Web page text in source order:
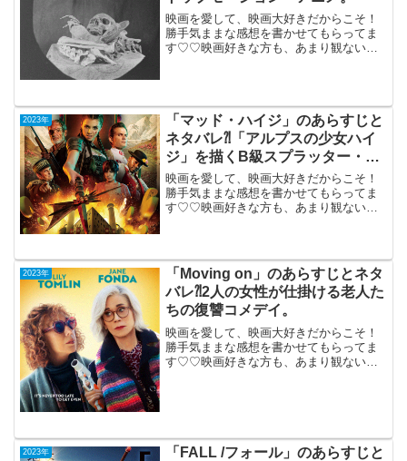
映画を愛して、映画大好きだからこそ！
勝手気ままな感想を書かせてもらってま
す♡♡映画好きな方も、あまり観ない方
モーシ...
2023年
「マッド・ハイジ」のあらすじと
ネタバレ⁈「アルプスの少女ハイ
ジ」を描くB級スプラッター・コ
メデイ。
映画を愛して、映画大好きだからこそ！
勝手気ままな感想を書かせてもらってま
す♡♡映画好きな方も、あまり観ない方
ハイ...
2023年
「Moving on」のあらすじとネタ
バレ⁈2人の女性が仕掛ける老人た
ちの復讐コメデイ。
映画を愛して、映画大好きだからこそ！
勝手気ままな感想を書かせてもらってま
す♡♡映画好きな方も、あまり観ない方
2023年
「FALL /フォール」のあらすじと